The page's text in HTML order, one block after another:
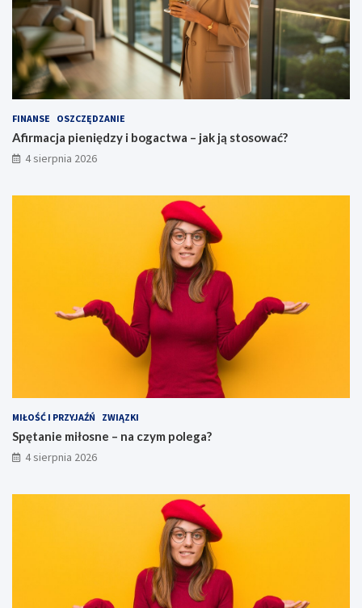
FINANSE OSZCZĘDZANIE
Afirmacja pieniędzy i bogactwa – jak ją stosować?
4 sierpnia 2026
MIŁOŚĆ I PRZYJAŹŃ ZWIĄZKI
Spętanie miłosne – na czym polega?
4 sierpnia 2026